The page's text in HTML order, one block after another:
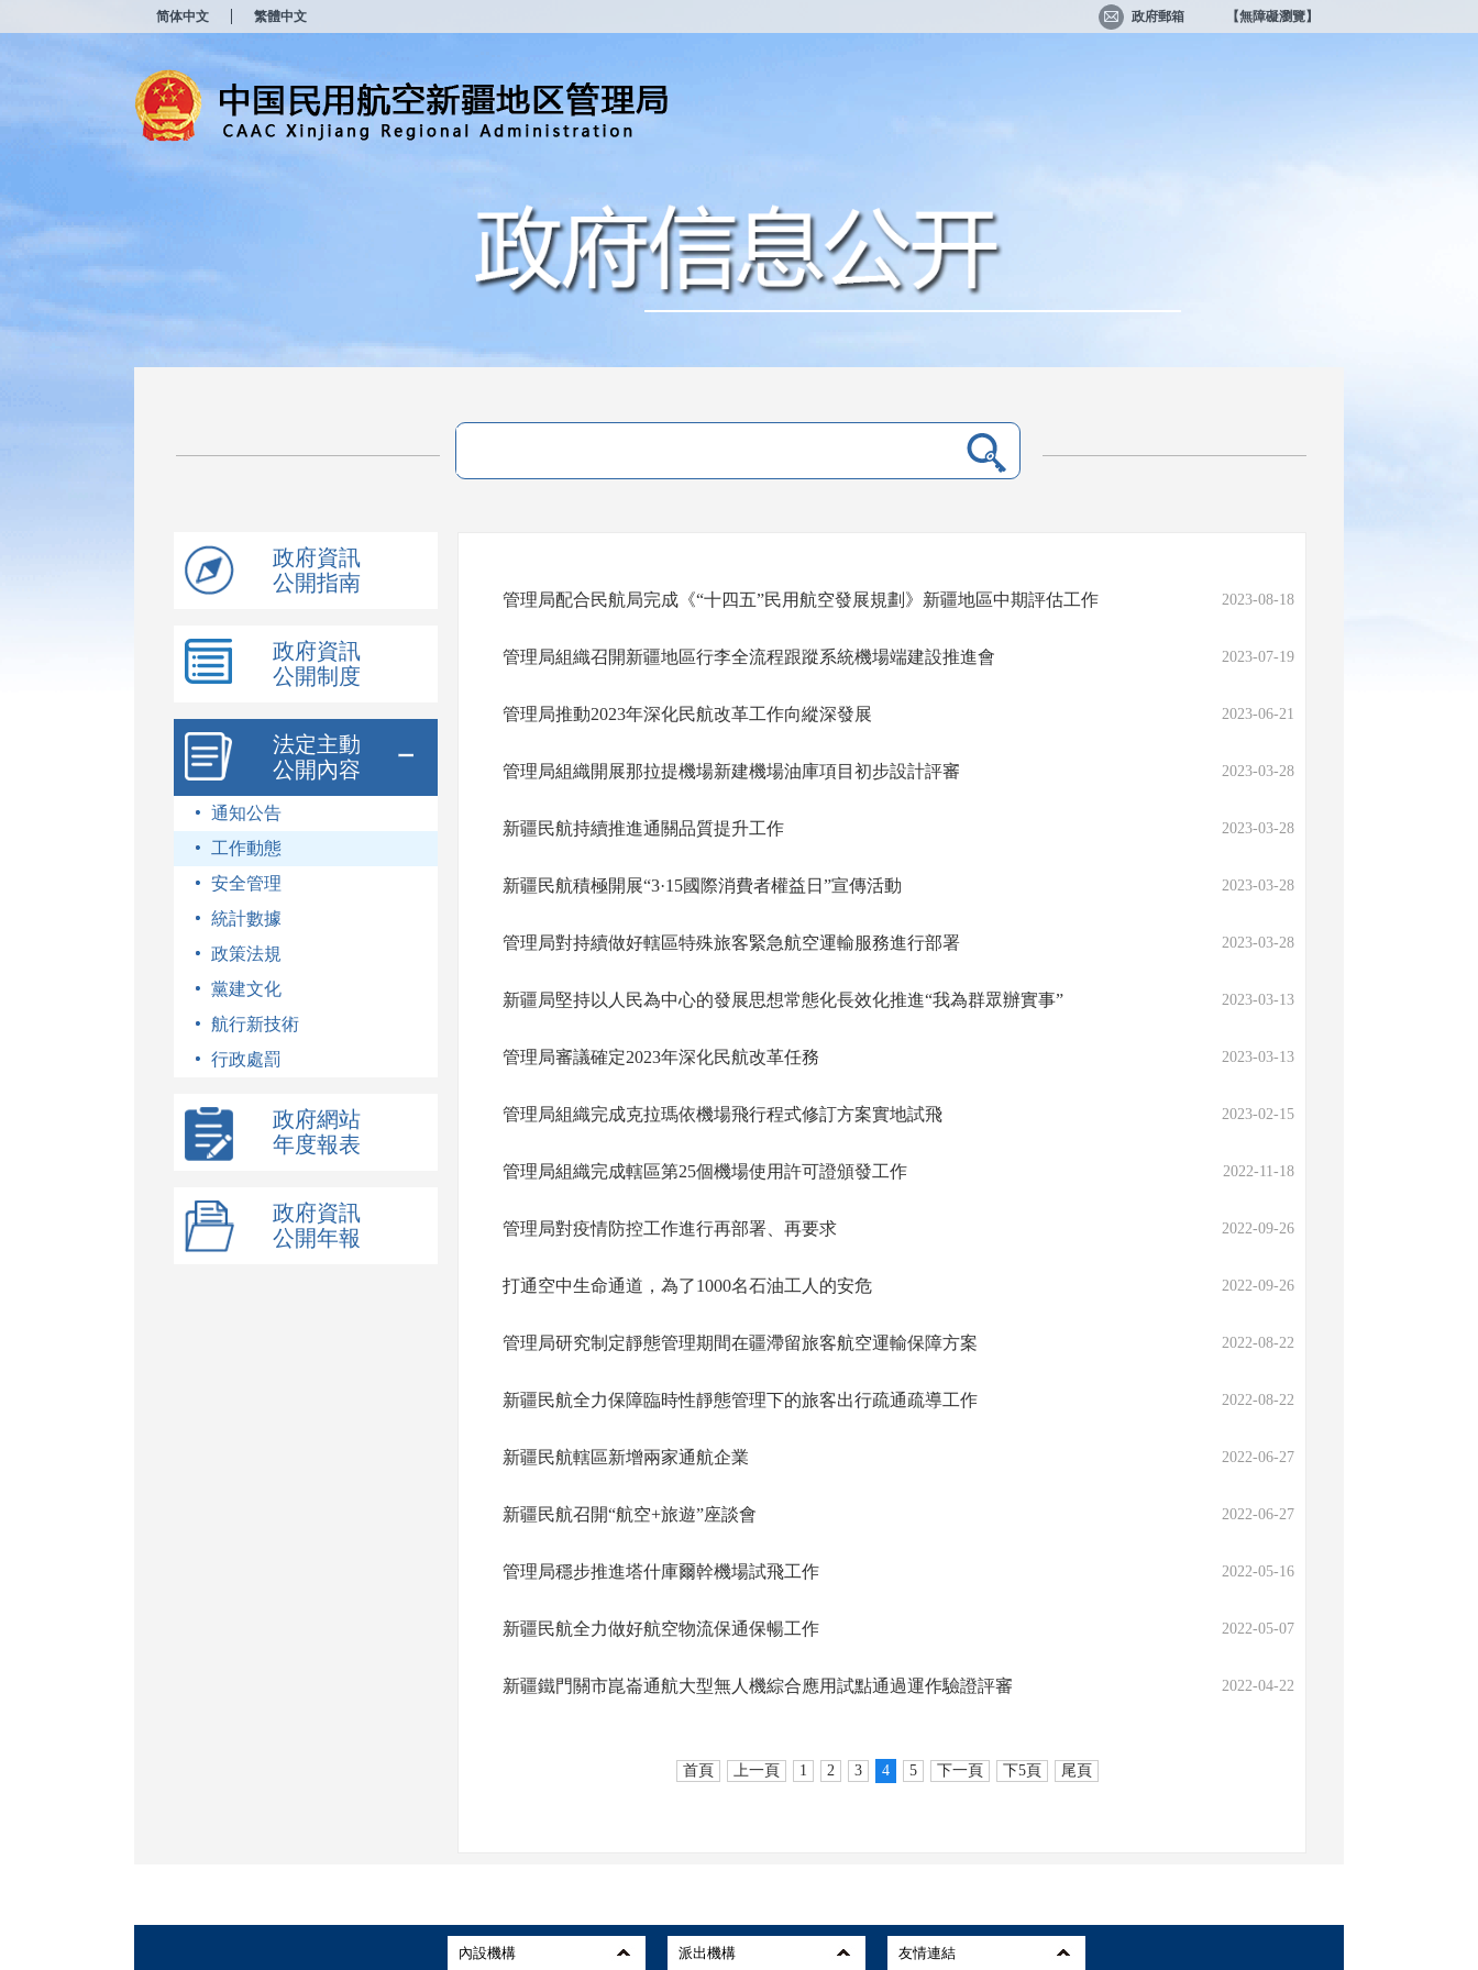
简体中文 繁體中文 政府郵箱 【無障礙瀏覽】
政府資訊
公開指南
政府資訊
公開制度
法定主動
公開內容
通知公告
工作動態
安全管理
統計數據
政策法規
黨建文化
航行新技術
行政處罰
政府網站
年度報表
政府資訊
公開年報
管理局配合民航局完成《“十四五”民用航空發展規劃》新疆地區中期評估工作 2023-08-18
管理局組織召開新疆地區行李全流程跟蹤系統機場端建設推進會 2023-07-19
管理局推動2023年深化民航改革工作向縱深發展 2023-06-21
管理局組織開展那拉提機場新建機場油庫項目初步設計評審 2023-03-28
新疆民航持續推進通關品質提升工作 2023-03-28
新疆民航積極開展“3·15國際消費者權益日”宣傳活動 2023-03-28
管理局對持續做好轄區特殊旅客緊急航空運輸服務進行部署 2023-03-28
新疆局堅持以人民為中心的發展思想常態化長效化推進“我為群眾辦實事” 2023-03-13
管理局審議確定2023年深化民航改革任務 2023-03-13
管理局組織完成克拉瑪依機場飛行程式修訂方案實地試飛 2023-02-15
管理局組織完成轄區第25個機場使用許可證頒發工作 2022-11-18
管理局對疫情防控工作進行再部署、再要求 2022-09-26
打通空中生命通道，為了1000名石油工人的安危 2022-09-26
管理局研究制定靜態管理期間在疆滯留旅客航空運輸保障方案 2022-08-22
新疆民航全力保障臨時性靜態管理下的旅客出行疏通疏導工作 2022-08-22
新疆民航轄區新增兩家通航企業 2022-06-27
新疆民航召開“航空+旅遊”座談會 2022-06-27
管理局穩步推進塔什庫爾幹機場試飛工作 2022-05-16
新疆民航全力做好航空物流保通保暢工作 2022-05-07
新疆鐵門關市崑崙通航大型無人機綜合應用試點通過運作驗證評審 2022-04-22
首頁 上一頁 1 2 3 4 5 下一頁 下5頁 尾頁
窗